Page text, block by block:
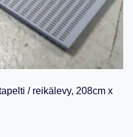
/ reikälevy, 208cm x